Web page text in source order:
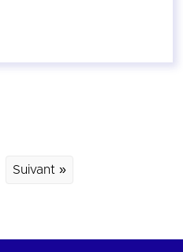
Suivant »